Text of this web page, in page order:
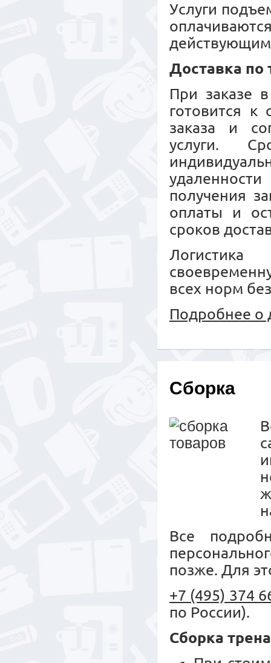
Услуги
Доставка по
При заказе
готовится
заказа и
услуги.
получения
оплаты и
сроков
Логистика
всех норм
Подробнее о
Сборка
Все
позже. Для
+7 (495) 374
по России).
Сборка